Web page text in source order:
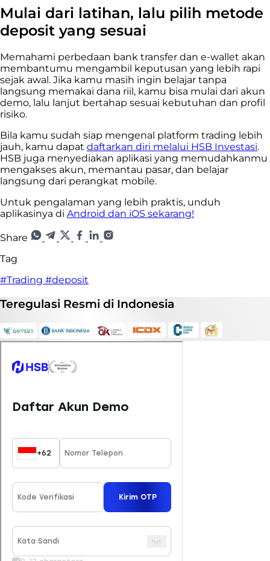
Mulai dari latihan, lalu pilih metode
deposit yang sesuai
Memahami perbedaan bank transfer dan e-wallet akan
membantumu mengambil keputusan yang lebih rapi
sejak awal. Jika kamu masih ingin belajar tanpa
langsung memakai dana riil, kamu bisa mulai dari akun
demo, lalu lanjut bertahap sesuai kebutuhan dan profil
risiko.
Bila kamu sudah siap mengenal platform trading lebih
jauh, kamu dapat daftarkan diri melalui HSB Investasi.
HSB juga menyediakan aplikasi yang memudahkanmu
mengakses akun, memantau pasar, dan belajar
langsung dari perangkat mobile.
Untuk pengalaman yang lebih praktis, unduh
aplikasinya di Android dan iOS sekarang!
Share
Tag
#Trading #deposit
Teregulasi Resmi di Indonesia